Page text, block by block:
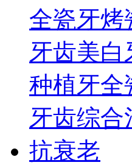
全瓷牙烤
牙齿美白
种植牙全
牙齿综合
抗衰老